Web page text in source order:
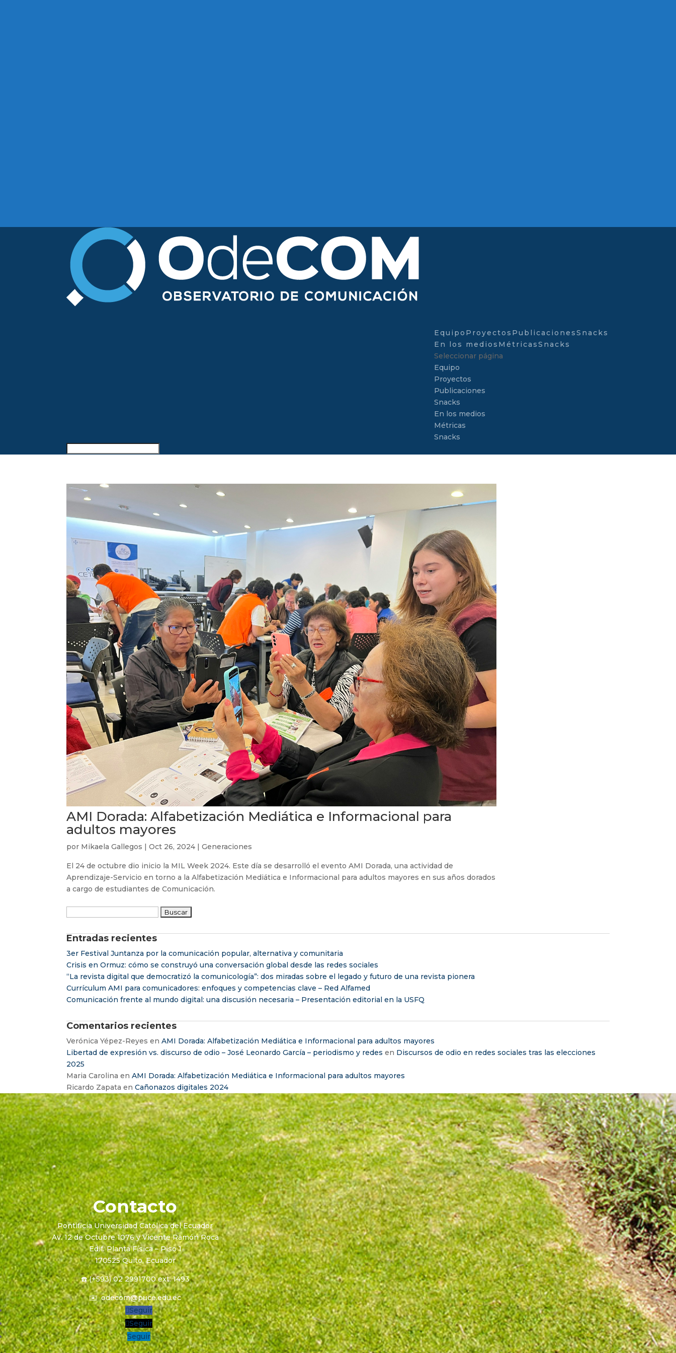
Equipo Proyectos PublicacionesSnacks
En los medios MétricasSnacks
Seleccionar página
Equipo
Proyectos
Publicaciones
Snacks
En los medios
Métricas
Snacks
AMI Dorada: Alfabetización Mediática e Informacional para
adultos mayores
por Mikaela Gallegos | Oct 26, 2024 | Generaciones
El 24 de octubre dio inicio la MIL Week 2024. Este día se desarrolló el evento AMI Dorada, una actividad de
Aprendizaje-Servicio en torno a la Alfabetización Mediática e Informacional para adultos mayores en sus años dorados
a cargo de estudiantes de Comunicación.
Entradas recientes
3er Festival Juntanza por la comunicación popular, alternativa y comunitaria
Crisis en Ormuz: cómo se construyó una conversación global desde las redes sociales
“La revista digital que democratizó la comunicología”: dos miradas sobre el legado y futuro de una revista pionera
Currículum AMI para comunicadores: enfoques y competencias clave – Red Alfamed
Comunicación frente al mundo digital: una discusión necesaria – Presentación editorial en la USFQ
Comentarios recientes
Verónica Yépez-Reyes en AMI Dorada: Alfabetización Mediática e Informacional para adultos mayores
Libertad de expresión vs. discurso de odio – José Leonardo García – periodismo y redes en Discursos de odio en redes sociales tras las elecciones
2025
Maria Carolina en AMI Dorada: Alfabetización Mediática e Informacional para adultos mayores
Ricardo Zapata en Cañonazos digitales 2024
Contacto
Pontificia Universidad Católica del Ecuador
Av. 12 de Octubre 1076 y Vicente Ramón Roca
Edif. Planta Física – Piso 1
170525 Quito, Ecuador
☎️ (+593) 02 2991700 ext. 1493
✉️odecom@puce.edu.ec
Seguir
Seguir
Seguir